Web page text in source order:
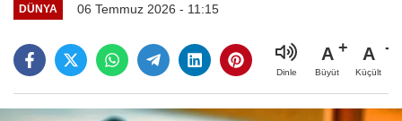
DÜNYA 06 Temmuz 2026 - 11:15
Dinle
A
Büyüt
A
Küçült